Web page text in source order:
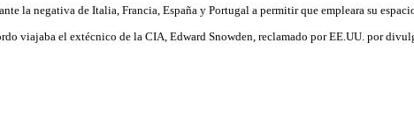
la negativa de Italia, Francia, España y Portugal a permitir que empleara su
viajaba el extécnico de la CIA, Edward Snowden, reclamado por EE.UU. por